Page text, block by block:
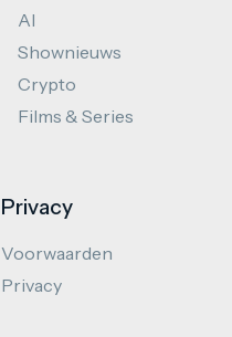
AI
Shownieuws
Crypto
Films & Series
Privacy
Voorwaarden
Privacy